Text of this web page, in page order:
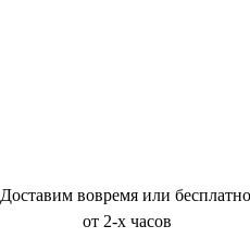
Доставим вовремя или
от 2-х часов